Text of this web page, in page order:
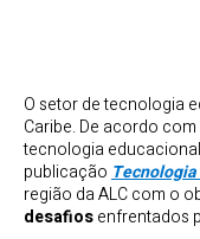
O setor de tecnologia
Caribe. De acordo
tecnologia
publicação
região da ALC com o
desafiosenfrentados